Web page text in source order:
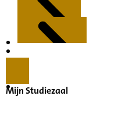
Inventaris
Mijn Studiezaal